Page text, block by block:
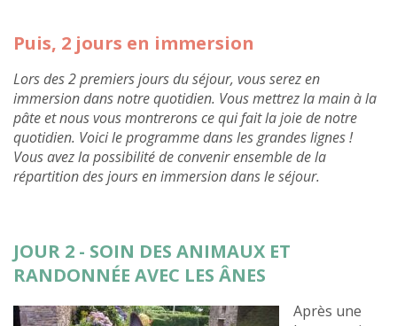
Puis, 2 jours en immersion
Lors des 2 premiers jours du séjour, vous serez en
immersion dans notre quotidien. Vous mettrez la main à la
pâte et nous vous montrerons ce qui fait la joie de notre
quotidien. Voici le programme dans les grandes lignes !
Vous avez la possibilité de convenir ensemble de la
répartition des jours en immersion dans le séjour.
JOUR 2 - SOIN DES ANIMAUX ET
RANDONNÉE AVEC LES ÂNES
Après une